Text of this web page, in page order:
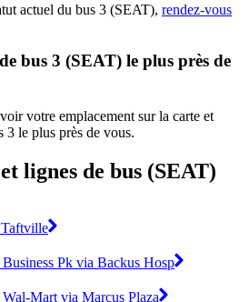
actuel du bus 3 (SEAT), rendez-vous
bus 3 (SEAT) le plus près de
votre emplacement sur la carte et
3 le plus près de vous.
lignes de bus (SEAT)
Pk via Backus Hosp
Mart via Marcus Plaza